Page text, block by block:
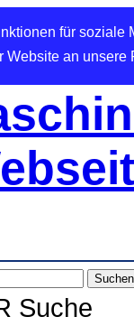
für
an
Suche